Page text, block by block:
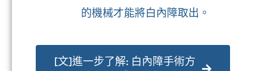
◎增加精準度
◎減少角膜所需承受，術中超音波之能量。